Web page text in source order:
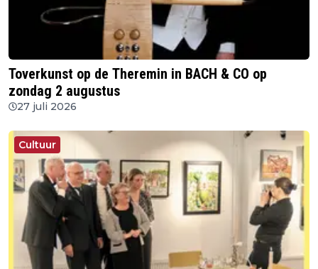
Toverkunst op de Theremin in BACH & CO op
zondag 2 augustus
27 juli 2026
Cultuur